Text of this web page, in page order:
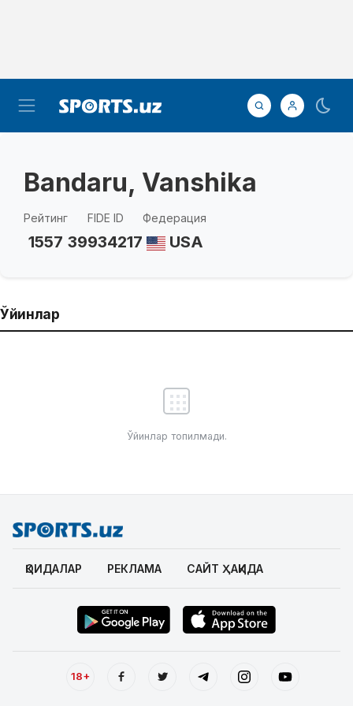
Bandaru, Vanshika
Рейтинг
1557
FIDE ID
39934217
Федерация
USA
Ўйинлар
Ўйинлар топилмади.
ҚОИДАЛАР РЕКЛАМА САЙТ ҲАҚИДА
18+